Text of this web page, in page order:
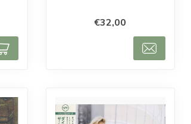
€32,00